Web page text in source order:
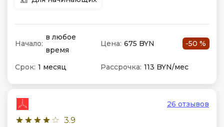
Начало:
в любое
время
Цена: 675 BYN -50 %
Срок: 1 месяц Рассрочка: 113 BYN/мес
3.9
26 отзывов